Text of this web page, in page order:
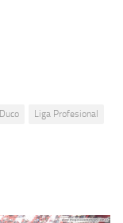
Duco
Liga Profesional